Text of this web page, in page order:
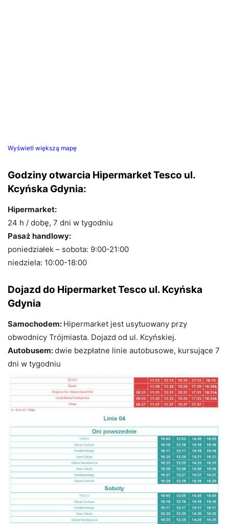
Wyświetl większą mapę
Godziny otwarcia Hipermarket Tesco ul.
Kcyńska Gdynia:
Hipermarket:
24 h / dobę, 7 dni w tygodniu
Pasaż handlowy:
poniedziałek – sobota: 9:00-21:00
niedziela: 10:00-18:00
Dojazd do Hipermarket Tesco ul. Kcyńska
Gdynia
Samochodem: Hipermarket jest usytuowany przy
obwodnicy Trójmiasta. Dojazd od ul. Kcyńskiej.
Autobusem:dwie bezpłatne linie autobusowe, kursujące 7
dni w tygodniu